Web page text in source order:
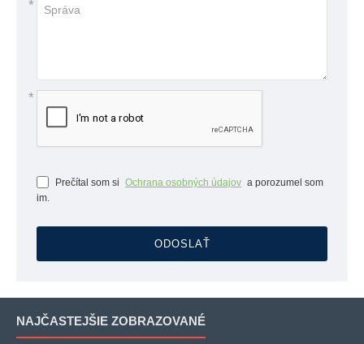
Prečítal som si Ochrana osobných údajov a porozumel som
im.
ODOSLAŤ
NAJČASTEJŠIE ZOBRAZOVANÉ